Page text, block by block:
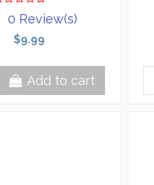
0 Review(s)
$9.99
Add to cart